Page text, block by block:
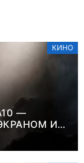
КИНО
—
И